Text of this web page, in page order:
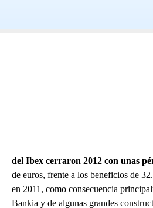
del Ibex cerraron 2012 con unas
de euros, frente a los beneficios de
en 2011, como consecuencia
Bankia y de algunas grandes